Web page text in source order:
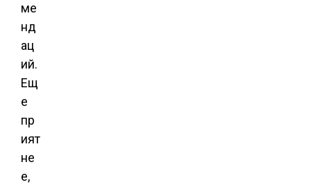
ме
нд
ац
ий.
Ещ
е
пр
ият
не
е,